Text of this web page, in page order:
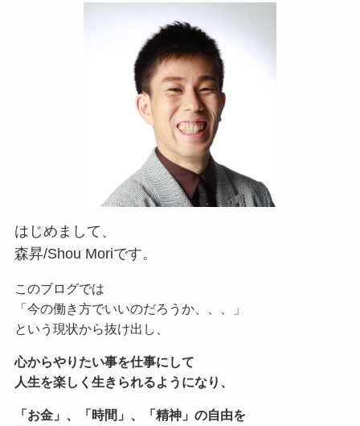
はじめまして、
森昇/Shou Moriです。
このブログでは
「今の働き方でいいのだろうか、、、」
という現状から抜け出し、
心からやりたい事を仕事にして
人生を楽しく生きられるようになり、
「お金」、「時間」、「精神」の自由を